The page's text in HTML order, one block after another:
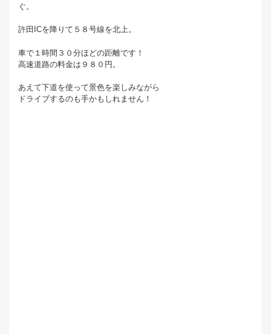
ぐ。
許田ICを降りて５８号線を北上。
車で１時間３０分ほどの距離です！
高速道路の料金は９８０円。
あえて下道を使って景色を楽しみながら
ドライブするのも手かもしれません！